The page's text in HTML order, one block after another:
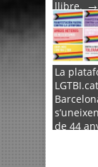
llibre. →
La
de 44